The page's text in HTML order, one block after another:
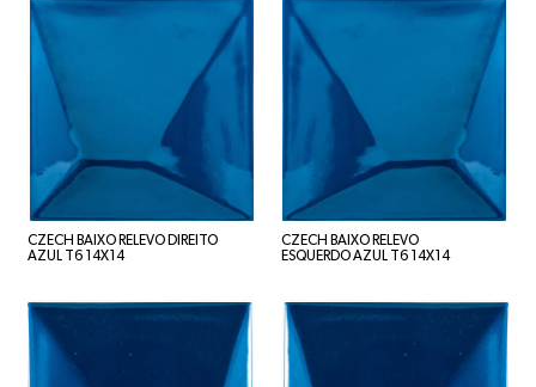
CZECH BAIXO RELEVO DIREITO
AZUL T6 14X14
CZECH BAIXO RELEVO
ESQUERDO AZUL T6 14X14